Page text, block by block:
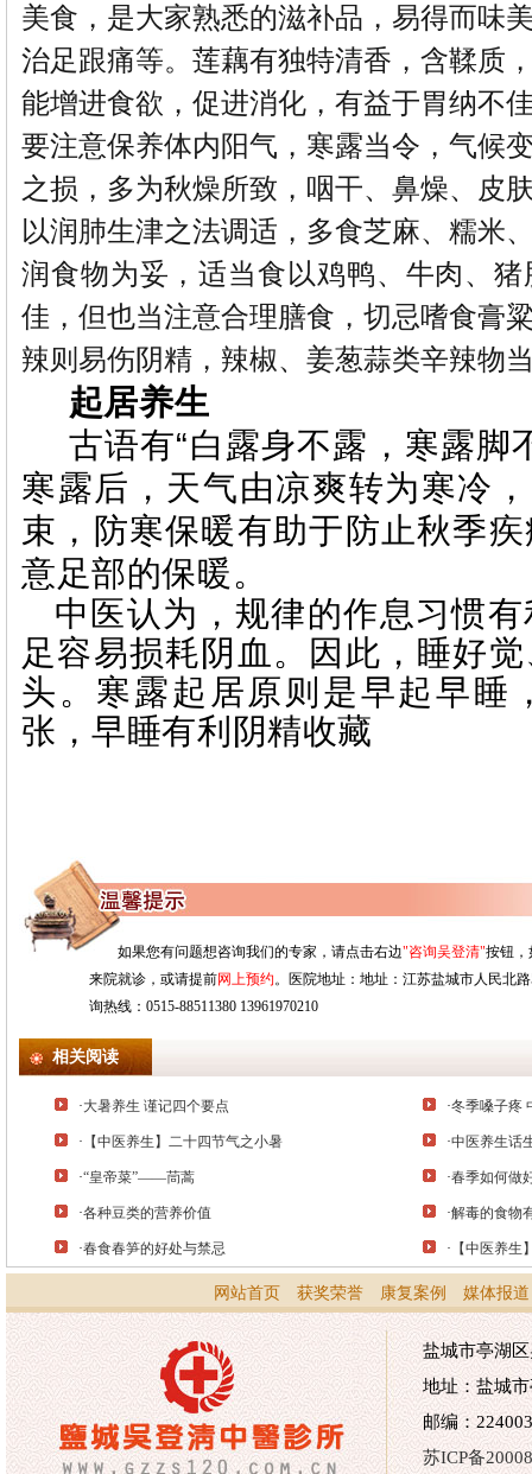
美食，是大家熟悉的滋补品，易得而味
治足跟痛等。莲藕有独特清香，含鞣质
能增进食欲，促进消化，有益于胃纳不
要注意保养体内阳气，寒露当令，气候
之损，多为秋燥所致，咽干、鼻燥、皮
以润肺生津之法调适，多食芝麻、糯米
润食物为妥，适当食以鸡鸭、牛肉、
佳，但也当注意合理膳食，切忌嗜食膏
辣则易伤阴精，辣椒、姜葱蒜类辛辣物
起居养生
古语有“白露身不露，寒露脚
寒露后，天气由凉爽转为寒冷，
束，防寒保暖有助于防止秋季
意足部的保暖。
中医认为，规律的作息习惯
足容易损耗阴血。因此，睡好
头。寒露起居原则是早起早睡
张，早睡有利阴精收藏
如果您有问题想咨询我们的专家，请点击右边"咨询吴登清"按钮，
来院就诊，或请提前网上预约。医院地址：地址：江苏盐城市人民北
询热线：0515-88511380 13961970210
相关阅读
·大暑养生 谨记四个要点 ·冬季嗓子疼
· 【中医养生】二十四节气之小暑 ·中医养生话
·“皇帝菜”——茼蒿 ·春季如何做
·各种豆类的营养价值 ·解毒的食物
·春食春笋的好处与禁忌 · 【中医养生
网站首页 获奖荣誉 康复案例 媒体报道
盐城市亭湖
地址：盐城
邮编：
苏ICP备